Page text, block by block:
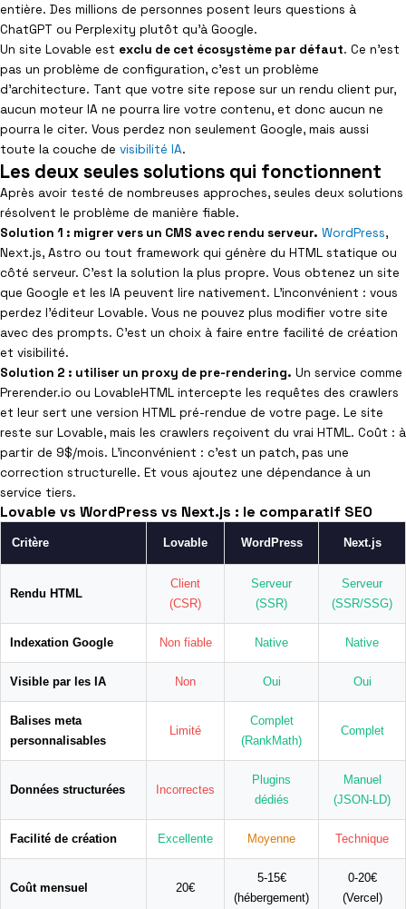
entière. Des millions de personnes posent leurs questions à
ChatGPT ou Perplexity plutôt qu’à Google.
Un site Lovable est exclu de cet écosystème par défaut. Ce n’est
pas un problème de configuration, c’est un problème
d’architecture. Tant que votre site repose sur un rendu client pur,
aucun moteur IA ne pourra lire votre contenu, et donc aucun ne
pourra le citer. Vous perdez non seulement Google, mais aussi
toute la couche de visibilité IA.
Les deux seules solutions qui fonctionnent
Après avoir testé de nombreuses approches, seules deux solutions
résolvent le problème de manière fiable.
Solution 1 : migrer vers un CMS avec rendu serveur. WordPress,
Next.js, Astro ou tout framework qui génère du HTML statique ou
côté serveur. C’est la solution la plus propre. Vous obtenez un site
que Google et les IA peuvent lire nativement. L’inconvénient : vous
perdez l’éditeur Lovable. Vous ne pouvez plus modifier votre site
avec des prompts. C’est un choix à faire entre facilité de création
et visibilité.
Solution 2 : utiliser un proxy de pre-rendering. Un service comme
Prerender.io ou LovableHTML intercepte les requêtes des crawlers
et leur sert une version HTML pré-rendue de votre page. Le site
reste sur Lovable, mais les crawlers reçoivent du vrai HTML. Coût : à
partir de 9$/mois. L’inconvénient : c’est un patch, pas une
correction structurelle. Et vous ajoutez une dépendance à un
service tiers.
Lovable vs WordPress vs Next.js : le comparatif SEO
Critère Lovable WordPress Next.js
Rendu HTML
Client
(CSR)
Serveur
(SSR)
Serveur
(SSR/SSG)
Indexation Google Non fiable Native Native
Visible par les IA Non Oui Oui
Balises meta
personnalisables
Limité
Complet
(RankMath)
Complet
Données structurées Incorrectes
Plugins
dédiés
Manuel
(JSON-LD)
Facilité de création Excellente Moyenne Technique
Coût mensuel 20€
5-15€
(hébergement)
0-20€
(Vercel)